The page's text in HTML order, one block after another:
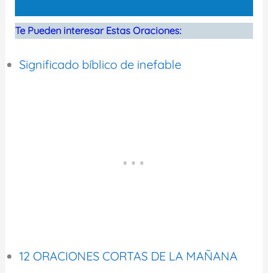
Te Pueden interesar Estas Oraciones:
Significado bíblico de inefable
12 ORACIONES CORTAS DE LA MAÑANA